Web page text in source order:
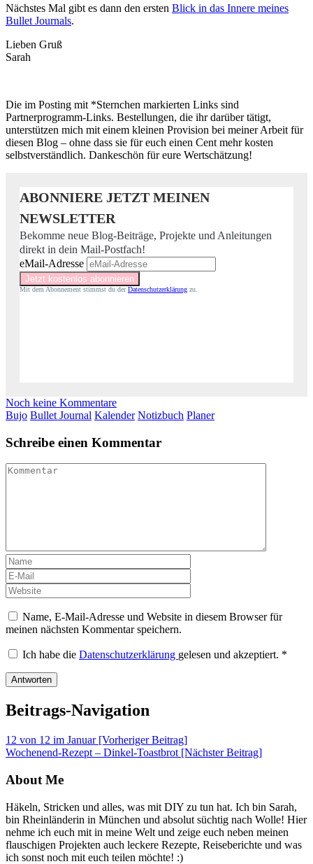
Nächstes Mal gibt es dann den ersten Blick in das Innere meines
Bullet Journals.
Lieben Gruß
Sarah
Die im Posting mit *Sternchen markierten Links sind
Partnerprogramm-Links. Bestellungen, die ihr darüber tätigt,
unterstützen mich mit einem kleinen Provision bei meiner Arbeit für
diesen Blog – ohne dass sie für euch einen Cent mehr kosten
selbstverständlich. Dankeschön für eure Wertschätzung!
ABONNIERE JETZT MEINEN
NEWSLETTER
Bekomme neue Blog-Beiträge, Projekte und Anleitungen
direkt in dein Mail-Postfach!
eMail-Adresse
Mit dem Abonnement stimmst du derDatenschutzerklärung zu.
Noch keine Kommentare
Bujo Bullet Journal Kalender Notizbuch Planer
Schreibe einen Kommentar
Name, E-Mail-Adresse und Website in diesem Browser für
meinen nächsten Kommentar speichern.
Ich habe die Datenschutzerklärung gelesen und akzeptiert. *
Beitrags-Navigation
12 von 12 im Januar [Vorheriger Beitrag]
Wochenend-Rezept – Dinkel-Toastbrot [Nächster Beitrag]
About Me
Häkeln, Stricken und alles, was mit DIY zu tun hat. Ich bin Sarah,
bin Rheinländerin in München und absolut süchtig nach Wolle! Hier
nehme ich euch mit in meine Welt und zeige euch neben meinen
flauschigen Projekten auch leckere Rezepte, Reiseberichte und was
ich sonst noch mit euch teilen möchte! :)